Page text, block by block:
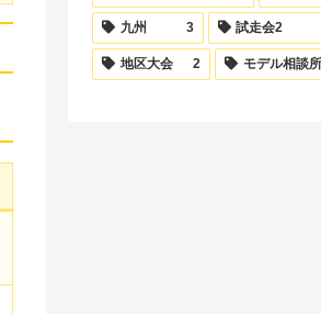
九州 3 試走会2
地区大会 2 モデル相談所